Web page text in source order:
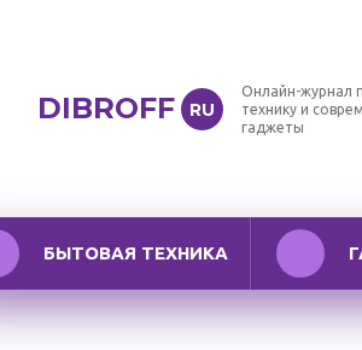
DIBROFF RU
Онлайн-журнал
технику и
гаджеты
БЫТОВАЯ ТЕХНИКА